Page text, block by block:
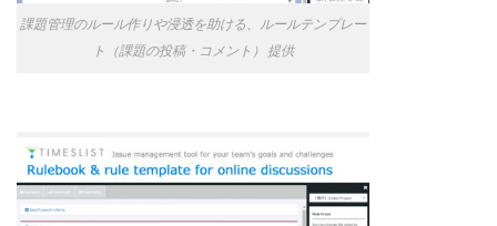
課題管理のルール作りや浸透を助ける、ルールテンプレー
ト（課題の投稿・コメント） 提供